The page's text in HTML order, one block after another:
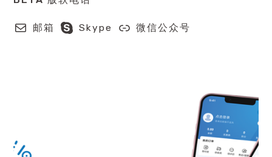
邮箱 Skype 微信公众号